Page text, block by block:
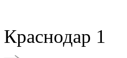
Краснодар 1